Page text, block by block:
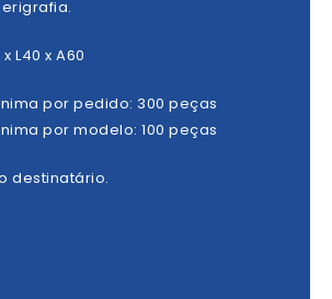
L40 x A60
por pedido: 300 peças
por modelo: 100 peças
destinatário.